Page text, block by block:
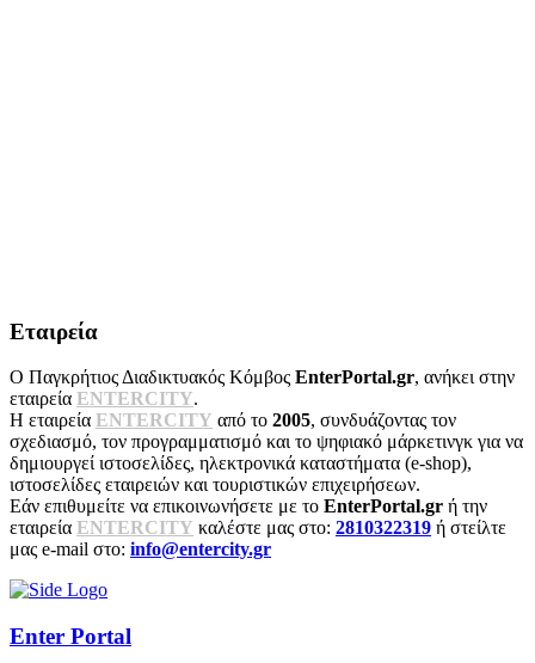
Εταιρεία
Ο Παγκρήτιος Διαδικτυακός Κόμβος EnterPortal.gr, ανήκει στην
εταιρεία ENTERCITY.
Η εταιρεία ENTERCITY από το 2005, συνδυάζοντας τον
σχεδιασμό, τον προγραμματισμό και το ψηφιακό μάρκετινγκ για να
δημιουργεί ιστοσελίδες, ηλεκτρονικά καταστήματα (e-shop),
ιστοσελίδες εταιρειών και τουριστικών επιχειρήσεων.
Εάν επιθυμείτε να επικοινωνήσετε με το EnterPortal.gr ή την
εταιρεία ENTERCITY καλέστε μας στο: 2810322319 ή στείλτε
μας e-mail στο: info@entercity.gr
Enter Portal